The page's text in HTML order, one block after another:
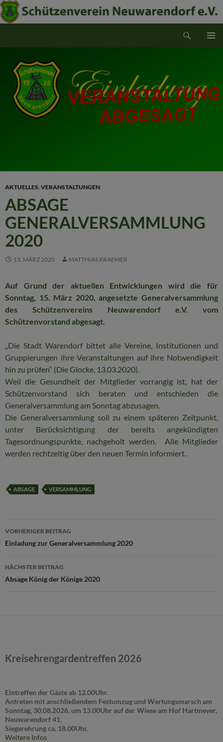
SPRINGEN
AKTUELLES, VERANSTALTUNGEN
ABSAGE
GENERALVERSAMMLUNG
2020
13. MÄRZ 2020 MATTHIAS KRAEMER
Auf Grund der aktuellen Entwicklungen wird die für
Sonntag, 15. März 2020, angesetzte Generalversammlung
des Schützenvereins Neuwarendorf e.V. vom
Schützenvorstand abgesagt.
„Die Stadt Warendorf bittet alle Vereine, Institutionen und
Gruppierungen ihre Veranstaltungen auf ihre Notwendigkeit
hin zu prüfen“ (Die Glocke, 13.03.2020).
Weil die Gesundheit der Mitglieder vorrangig ist, hat der
Schützenvorstand sich beraten und entschieden die
Generalversammlung am Sonntag abzusagen.
Die Generalversammlung soll zu einem späteren Zeitpunkt,
unter Berücksichtigung der bereits angekündigten
Tagesordnungspunkte, nachgeholt werden. Alle Mitglieder
werden rechtzeitig über den neuen Termin informiert.
ABSAGE VERSAMMLUNG
Beitragsnavigation
VORHERIGER BEITRAG
Einladung zur Generalversammlung 2020
NÄCHSTER BEITRAG
Absage König der Könige 2020
Kreisehrengardentreffen 2026
Eintreffen der Gäste ab 12.00Uhr.
Antreten mit anschließendem Festumzug und Wertungsmarsch am
Sonntag, 30.08.2026, um 13.00Uhr auf der Wiese am Hof Hartmeyer,
Neuwarendorf 41.
Siegerehrung ca. 18.00Uhr.
Weitere Infos